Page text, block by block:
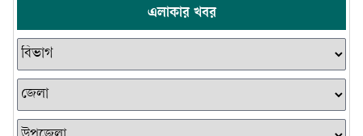
এলাকার খবর